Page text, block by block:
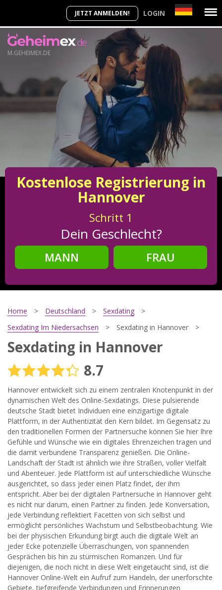
JETZT ANMELDEN! LOGIN
M.GEHEIMEX.DE
Kostenlose Registrierung in
Hannover
Schritt 1
Dein Geschlecht?
MANN
FRAU
Schritt2
Schritt3
Deine E-Mail?
Mit meiner Anmeldung erkläre ich mich mit den
Nutzungsbedingungenund derDatenschutzerklärung
einverstanden. Ich erhalte Informationen und Angebote des
Betreibers per E-Mail, der Zusendung kann ich jederzeit
widersprechen.
JETZT ANMELDEN!
Home Deutschland
Sexdating
Sexdating Im Niedersachsen
Sexdating in Hannover
Sexdating in Hannover
8.7
Hannover entwickelt sich zu einem zentralen Knotenpunkt in der
dynamischen Welt des Online-Sexdatings. Diese pulsierende
deutsche Stadt bietet Individuen eine einzigartige digitale
Plattform, in der Authentizität den Kern bildet. Im Gegensatz zu
den traditionellen Formen der Partnersuche können Sie hier Ihre
Gefühle und Wünsche wie ein digitales Ehrenzeichen tragen und
die damit verbundene Transparenz genießen. Die Online-
Landschaft der Stadt ist ähnlich wie ihre Straßen, voller Vielfalt
und Abenteuer. Jede Plattform ist auf unterschiedliche Wünsche
ausgerichtet, so dass jeder einen Platz findet, der ihm
entspricht. Aber bei der digitalen Partnersuche in Hannover geht
es nicht nur darum, einen Partner zu finden. Jede Konversation,
jede Verbindung reflektiert Facetten von sich selbst und
ermöglicht persönliches Wachstum und Selbstbeobachtung. Wie
bei der physischen Erkundung birgt auch die digitale Welt an
jeder Ecke potenzielle Überraschungen, von spannenden
Gesprächen bis hin zu stürmischen Romanzen. Und für
diejenigen, die noch nicht in diese Welt eingetaucht sind, ist die
Hannover Online-Welt ein Aufruf zum Handeln, der unerforschte
Gebiete, tiefgreifende Verbindungen und Erinnerungen